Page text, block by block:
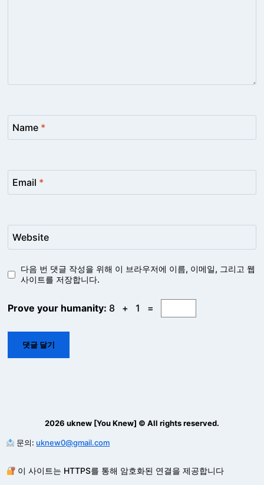
Name *
Email *
Website
다음 번 댓글 작성을 위해 이 브라우저에 이름, 이메일, 그리고 웹
사이트를 저장합니다.
Prove your humanity: 8 + 1 =
2026 uknew [You Knew] © All rights reserved.
문의: uknew0@gmail.com
이 사이트는 HTTPS를 통해 암호화된 연결을 제공합니다